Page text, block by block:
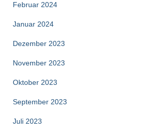
Februar 2024
Januar 2024
Dezember 2023
November 2023
Oktober 2023
September 2023
Juli 2023